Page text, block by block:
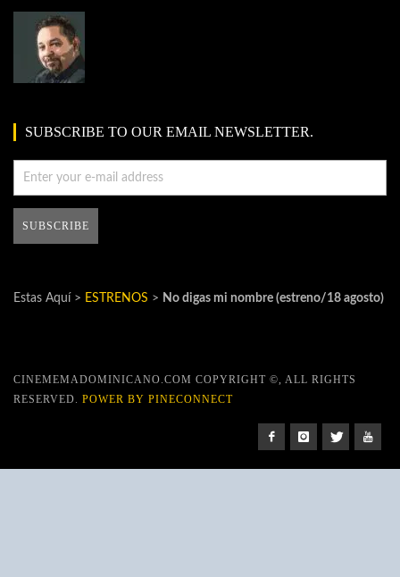
SUBSCRIBE TO OUR EMAIL NEWSLETTER.
Estas Aquí > ESTRENOS > No digas mi nombre (estreno/18 agosto)
CINEMEMADOMINICANO.COM COPYRIGHT ©, ALL RIGHTS
RESERVED. POWER BY PINECONNECT